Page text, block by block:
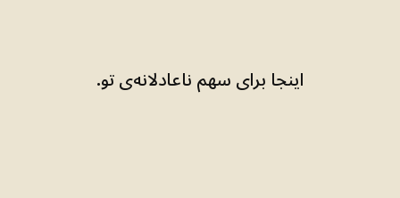
اینجا برای سهمناعادلانه‌ی تو.